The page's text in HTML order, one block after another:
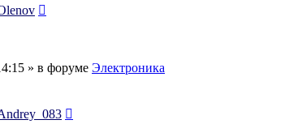
» в форуме Электроника